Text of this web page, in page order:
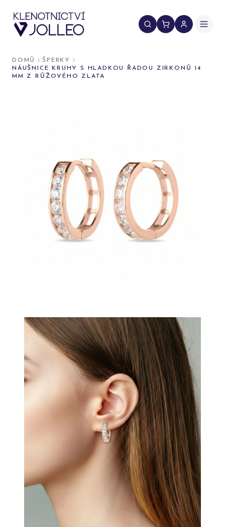
DOMŮ
ŠPERKY
NÁUŠNICE KRUHY S HLADKOU ŘADOU ZIRKONŮ 14
MM Z RŮŽOVÉHO ZLATA